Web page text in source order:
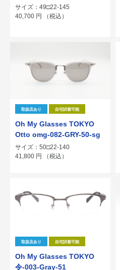
サイズ：49□22-145
40,700 円 （税込）
取扱店あり 自宅試着可能
Oh My Glasses TOKYO
Otto omg-082-GRY-50-sg
サイズ：50□22-140
41,800 円 （税込）
取扱店あり 自宅試着可能
Oh My Glasses TOKYO
令-003-Gray-51